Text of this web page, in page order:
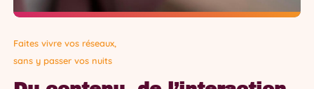
Faites vivre vos réseaux,
sans y passer vos nuits